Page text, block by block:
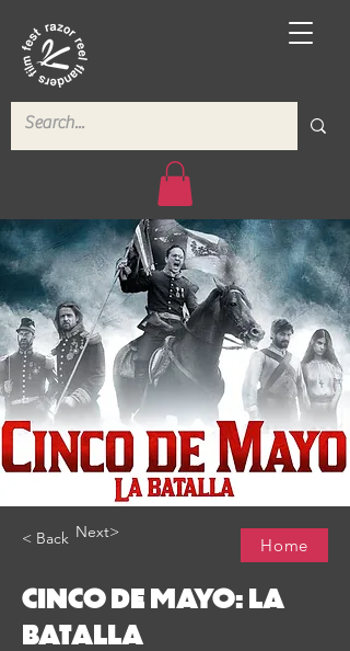
< Back Next>
Home
CINCO DE MAYO: LA
BATALLA